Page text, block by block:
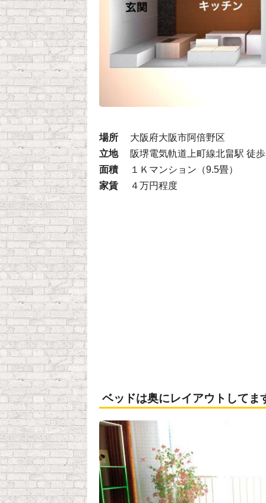
場所
大阪府大阪市阿倍野区
立地
阪堺電気軌道上町線北畠駅 徒
面積
１Ｋマンション（9.5畳）
家賃
４万円程度
ベッドは奥にレイアウトしてま